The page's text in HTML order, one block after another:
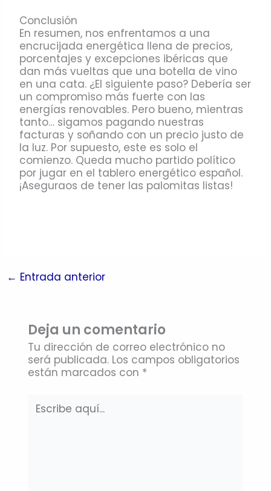
Conclusión
En resumen, nos enfrentamos a una
encrucijada energética llena de precios,
porcentajes y excepciones ibéricas que
dan más vueltas que una botella de vino
en una cata. ¿El siguiente paso? Debería ser
un compromiso más fuerte con las
energías renovables. Pero bueno, mientras
tanto… sigamos pagando nuestras
facturas y soñando con un precio justo de
la luz. Por supuesto, este es solo el
comienzo. Queda mucho partido político
por jugar en el tablero energético español.
¡Aseguraos de tener las palomitas listas!
← Entrada anterior
Deja un comentario
Tu dirección de correo electrónico no
será publicada. Los campos obligatorios
están marcados con *
aquí...